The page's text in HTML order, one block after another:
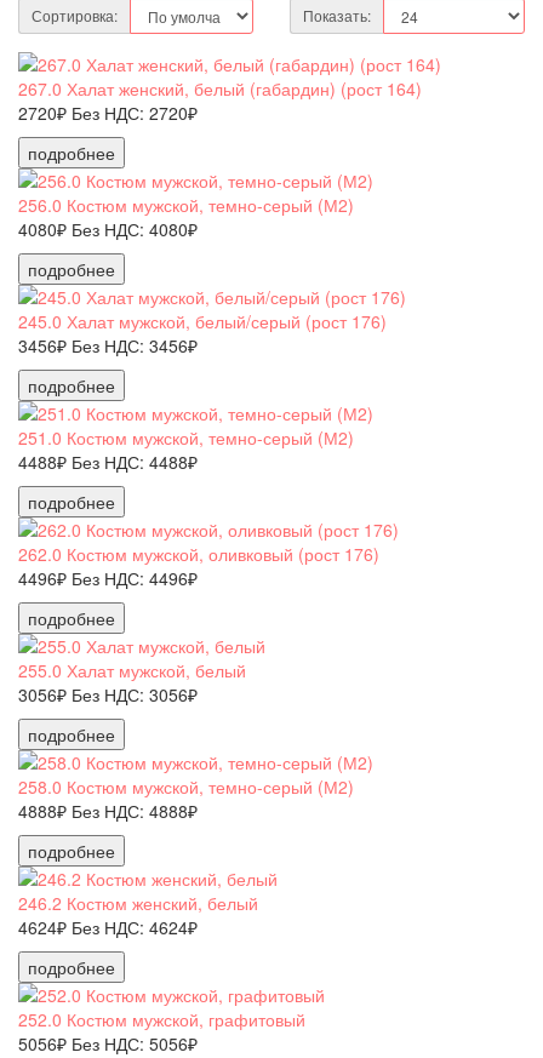
Сортировка: Показать:
267.0 Халат женский, белый (габардин) (рост 164)
2720₽ Без НДС: 2720₽
подробнее
256.0 Костюм мужской, темно-серый (М2)
4080₽ Без НДС: 4080₽
подробнее
245.0 Халат мужской, белый/серый (рост 176)
3456₽ Без НДС: 3456₽
подробнее
251.0 Костюм мужской, темно-серый (М2)
4488₽ Без НДС: 4488₽
подробнее
262.0 Костюм мужской, оливковый (рост 176)
4496₽ Без НДС: 4496₽
подробнее
255.0 Халат мужской, белый
3056₽ Без НДС: 3056₽
подробнее
258.0 Костюм мужской, темно-серый (М2)
4888₽ Без НДС: 4888₽
подробнее
246.2 Костюм женский, белый
4624₽ Без НДС: 4624₽
подробнее
252.0 Костюм мужской, графитовый
5056₽ Без НДС: 5056₽